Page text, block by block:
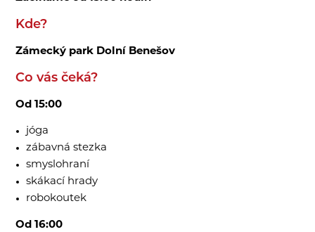
Kde?
Zámecký park Dolní Benešov
Co vás čeká?
Od 15:00
jóga
zábavná stezka
smyslohraní
skákací hrady
robokoutek
Od 16:00